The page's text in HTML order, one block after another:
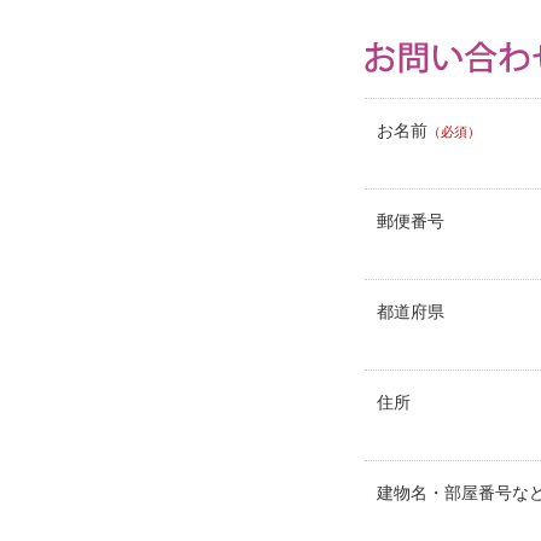
お名前 （必須）
郵便番号
都道府県
住所
建物名・部屋番号な